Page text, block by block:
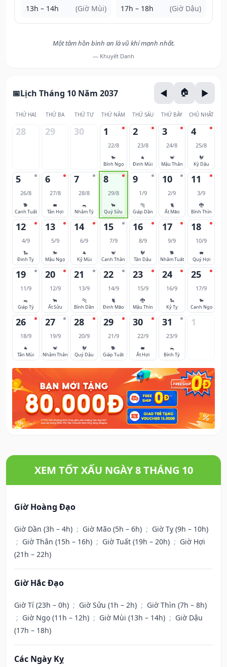
13h – 14h (Giờ Mùi) 17h – 18h (Giờ Dậu)
Một tâm hồn bình an là vũ khí mạnh nhất.
— Khuyết Danh
Lịch Tháng 10 Năm 2037
THỨ HAI THỨ BA THỨ TƯ THỨ NĂM THỨ SÁU THỨ BẢY CHỦ NHẬT
28 29 30 1
22/8
🐎
Bính Ngọ
2
23/8
🐐
Đinh Mùi
3
24/8
🐒
Mậu Thân
4
25/8
🐓
Kỷ Dậu
5
26/8
🐕
Canh Tuất
6
27/8
🐖
Tân Hợi
7
28/8
🐀
Nhâm Tý
8
29/8
🐂
Quý Sửu
9
1/9
🐅
Giáp Dần
10
2/9
🐈
Ất Mão
11
3/9
🐉
Bính Thìn
12
4/9
🐍
Đinh Tỵ
13
5/9
🐎
Mậu Ngọ
14
6/9
🐐
Kỷ Mùi
15
7/9
🐒
Canh Thân
16
8/9
🐓
Tân Dậu
17
9/9
🐕
Nhâm Tuất
18
10/9
🐖
Quý Hợi
19
11/9
🐀
Giáp Tý
20
12/9
🐂
Ất Sửu
21
13/9
🐅
Bính Dần
22
14/9
🐈
Đinh Mão
23
15/9
🐉
Mậu Thìn
24
16/9
🐍
Kỷ Tỵ
25
17/9
🐎
Canh Ngọ
26
18/9
🐐
Tân Mùi
27
19/9
🐒
Nhâm Thân
28
20/9
🐓
Quý Dậu
29
21/9
🐕
Giáp Tuất
30
22/9
🐖
Ất Hợi
31
23/9
🐀
Bính Tý
1
XEM TỐT XẤU NGÀY 8 THÁNG 10
Giờ Hoàng Đạo
Giờ Dần (3h – 4h) ; Giờ Mão (5h – 6h) ; Giờ Tỵ (9h – 10h)
; Giờ Thân (15h – 16h) ; Giờ Tuất (19h – 20h) ; Giờ Hợi
(21h – 22h)
Giờ Hắc Đạo
Giờ Tí (23h – 0h) ; Giờ Sửu (1h – 2h) ; Giờ Thìn (7h – 8h)
; Giờ Ngọ (11h – 12h) ; Giờ Mùi (13h – 14h) ; Giờ Dậu
(17h – 18h)
Các Ngày Kỵ